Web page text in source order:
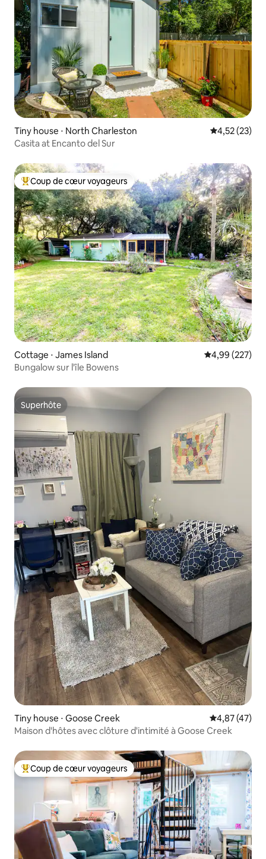
Tiny house ⋅ North Charleston Évaluation
4,52 (23)
Casita at Encanto del Sur
Coups de cœur voyageurs les plus appréciés
Coup de cœur voyageurs
Cottage ⋅ James Island Évaluation
4,99 (227)
Bungalow sur l'île Bowens
Superhôte
Superhôte
Tiny house ⋅ Goose Creek Évaluation
4,87 (47)
Maison d'hôtes avec clôture d'intimité à Goose Creek
Coups de cœur voyageurs les plus appréciés
Coup de cœur voyageurs